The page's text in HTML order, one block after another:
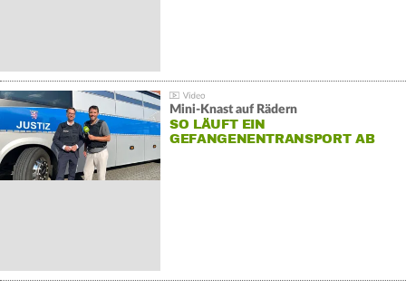
Mini-Knast auf Rädern
SO LÄUFT EIN
GEFANGENENTRANSPORT AB